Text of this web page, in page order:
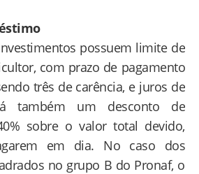
possuem limite de
com prazo de pagamento
três de carência, e juros de
também um desconto de
sobre o valor total devido,
em dia. No caso dos
no grupo B do Pronaf, o